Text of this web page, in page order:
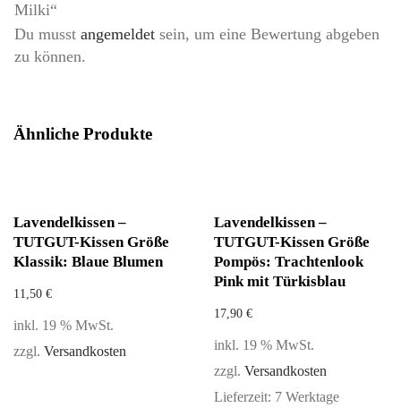
Milki“
Du musst angemeldet sein, um eine Bewertung abgeben
zu können.
Ähnliche Produkte
Lavendelkissen –
TUTGUT-Kissen Größe
Klassik: Blaue Blumen
11,50 €
inkl. 19 % MwSt.
zzgl. Versandkosten
Lavendelkissen –
TUTGUT-Kissen Größe
Pompös: Trachtenlook
Pink mit Türkisblau
17,90 €
inkl. 19 % MwSt.
zzgl. Versandkosten
Lieferzeit: 7 Werktage